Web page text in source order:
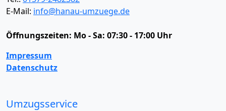
E-Mail: info@hanau-umzuege.de
Öffnungszeiten: Mo - Sa: 07:30 - 17:00 Uhr
Impressum
Datenschutz
Umzugsservice